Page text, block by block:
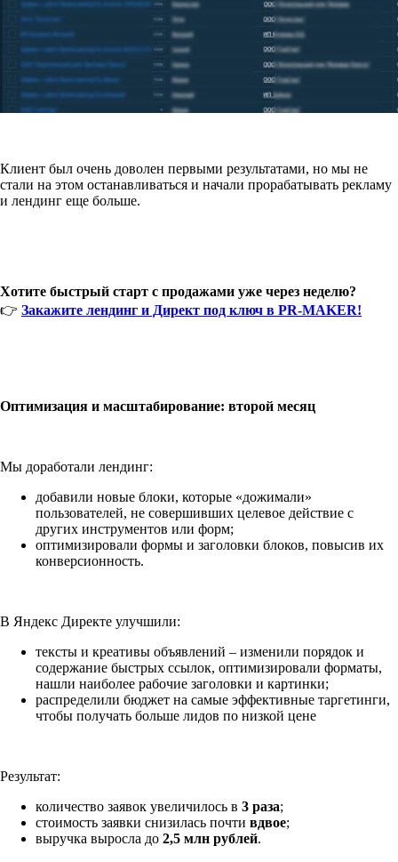
Клиент был очень доволен первыми результатами, но мы не
стали на этом останавливаться и начали прорабатывать рекламу
и лендинг еще больше.
Хотите быстрый старт с продажами уже через неделю?
👉 Закажите лендинг и Директ под ключ в PR-MAKER!
Оптимизация и масштабирование: второй месяц
Мы доработали лендинг:
добавили новые блоки, которые «дожимали»
пользователей, не совершивших целевое действие с
других инструментов или форм;
оптимизировали формы и заголовки блоков, повысив их
конверсионность.
В Яндекс Директе улучшили:
тексты и креативы объявлений – изменили порядок и
содержание быстрых ссылок, оптимизировали форматы,
нашли наиболее рабочие заголовки и картинки;
распределили бюджет на самые эффективные таргетинги,
чтобы получать больше лидов по низкой цене
Результат:
количество заявок увеличилось в 3 раза;
стоимость заявки снизилась почти вдвое;
выручка выросла до 2,5 млн рублей.